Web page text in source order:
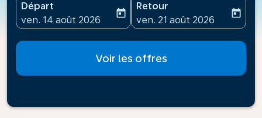
Départ
fc-booking-departure-date-aria-label
ven. 14 août 2026
today
Retour
fc-booking-return-date-
ven. 21 août 2026
today
Voir les offres